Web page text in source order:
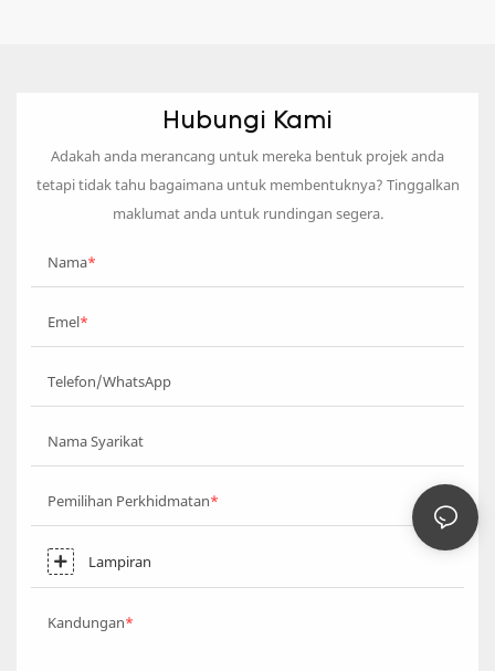
Hubungi Kami
Adakah anda merancang untuk mereka bentuk projek anda
tetapi tidak tahu bagaimana untuk membentuknya? Tinggalkan
maklumat anda untuk rundingan segera.
Nama
Emel
Telefon/WhatsApp
Nama Syarikat
Pemilihan Perkhidmatan
Lampiran
Kandungan